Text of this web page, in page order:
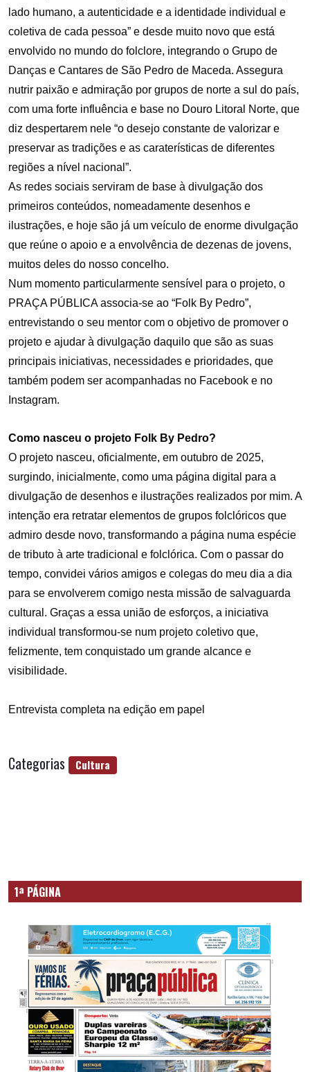
lado humano, a autenticidade e a identidade individual e
coletiva de cada pessoa” e desde muito novo que está
envolvido no mundo do folclore, integrando o Grupo de
Danças e Cantares de São Pedro de Maceda. Assegura
nutrir paixão e admiração por grupos de norte a sul do país,
com uma forte influência e base no Douro Litoral Norte, que
diz despertarem nele “o desejo constante de valorizar e
preservar as tradições e as caraterísticas de diferentes
regiões a nível nacional”.
As redes sociais serviram de base à divulgação dos
primeiros conteúdos, nomeadamente desenhos e
ilustrações, e hoje são já um veículo de enorme divulgação
que reúne o apoio e a envolvência de dezenas de jovens,
muitos deles do nosso concelho.
Num momento particularmente sensível para o projeto, o
PRAÇA PÚBLICA associa-se ao “Folk By Pedro”,
entrevistando o seu mentor com o objetivo de promover o
projeto e ajudar à divulgação daquilo que são as suas
principais iniciativas, necessidades e prioridades, que
também podem ser acompanhadas no Facebook e no
Instagram.
Como nasceu o projeto Folk By Pedro?
O projeto nasceu, oficialmente, em outubro de 2025,
surgindo, inicialmente, como uma página digital para a
divulgação de desenhos e ilustrações realizados por mim. A
intenção era retratar elementos de grupos folclóricos que
admiro desde novo, transformando a página numa espécie
de tributo à arte tradicional e folclórica. Com o passar do
tempo, convidei vários amigos e colegas do meu dia a dia
para se envolverem comigo nesta missão de salvaguarda
cultural. Graças a essa união de esforços, a iniciativa
individual transformou-se num projeto coletivo que,
felizmente, tem conquistado um grande alcance e
visibilidade.
Entrevista completa na edição em papel
Categorias Cultura
1ª PÁGINA